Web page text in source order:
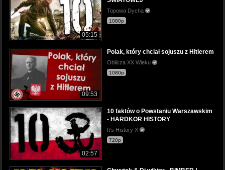
05:15
Topowa Dycha
1080p
09:53
Polak, który chciał sojuszu z Hitlerem
Oblicza XX Wieku
1080p
02:57
10 faktów o Powstaniu Warszawskim
- HARDKOR HISTORY
It’s History X
720p